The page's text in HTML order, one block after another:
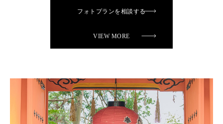
フォトプランを相談する
VIEW MORE